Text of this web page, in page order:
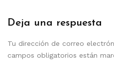
Deja una respuesta
Tu dirección de correo
campos obligatorios están